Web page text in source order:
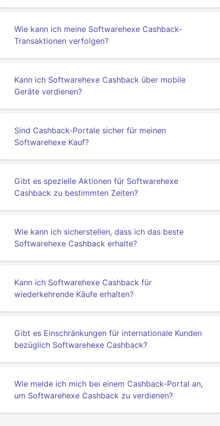
Wie kann ich meine Softwarehexe Cashback-
Transaktionen verfolgen?
Kann ich Softwarehexe Cashback über mobile
Geräte verdienen?
Sind Cashback-Portale sicher für meinen
Softwarehexe Kauf?
Gibt es spezielle Aktionen für Softwarehexe
Cashback zu bestimmten Zeiten?
Wie kann ich sicherstellen, dass ich das beste
Softwarehexe Cashback erhalte?
Kann ich Softwarehexe Cashback für
wiederkehrende Käufe erhalten?
Gibt es Einschränkungen für internationale Kunden
bezüglich Softwarehexe Cashback?
Wie melde ich mich bei einem Cashback-Portal an,
um Softwarehexe Cashback zu verdienen?